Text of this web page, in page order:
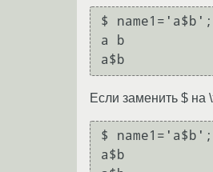
$
a b
Если заменить $ на
$
a$b